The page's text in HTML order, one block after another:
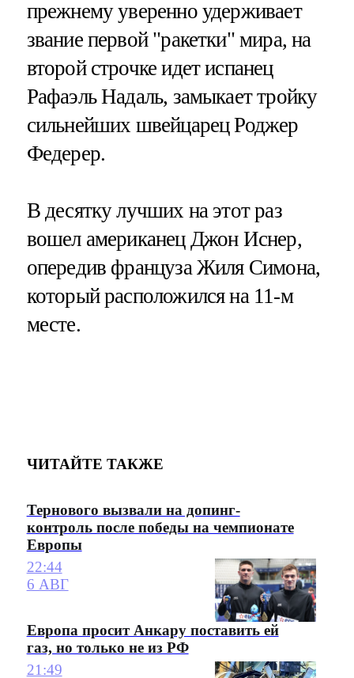
прежнему уверенно удерживает
звание первой "ракетки" мира, на
второй строчке идет испанец
Рафаэль Надаль, замыкает тройку
сильнейших швейцарец Роджер
Федерер.
В десятку лучших на этот раз
вошел американец Джон Иснер,
опередив француза Жиля Симона,
который расположился на 11-м
месте.
ЧИТАЙТЕ ТАКЖЕ
Тернового вызвали на допинг-
контроль после победы на чемпионате
Европы
22:44
6 АВГ
Европа просит Анкару поставить ей
газ, но только не из РФ
21:49